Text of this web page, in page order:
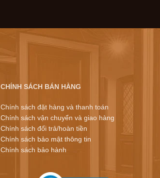
CHÍNH SÁCH BÁN HÀNG
Chính sách đặt hàng và thanh toán
Chính sách vận chuyển và giao hàng
Chính sách đổi trả/hoàn tiền
Chính sách bảo mật thông tin
Chính sách bảo hành